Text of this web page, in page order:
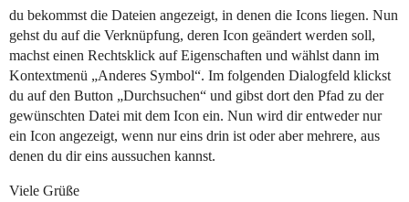
du bekommst die Dateien angezeigt, in denen die Icons liegen. Nun
gehst du auf die Verknüpfung, deren Icon geändert werden soll,
machst einen Rechtsklick auf Eigenschaften und wählst dann im
Kontextmenü „Anderes Symbol“. Im folgenden Dialogfeld klickst
du auf den Button „Durchsuchen“ und gibst dort den Pfad zu der
gewünschten Datei mit dem Icon ein. Nun wird dir entweder nur
ein Icon angezeigt, wenn nur eins drin ist oder aber mehrere, aus
denen du dir eins aussuchen kannst.
Viele Grüße